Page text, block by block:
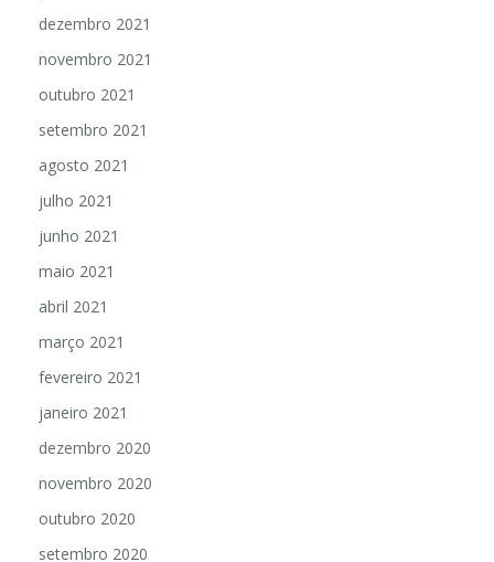
dezembro 2021
novembro 2021
outubro 2021
setembro 2021
agosto 2021
julho 2021
junho 2021
maio 2021
abril 2021
março 2021
fevereiro 2021
janeiro 2021
dezembro 2020
novembro 2020
outubro 2020
setembro 2020